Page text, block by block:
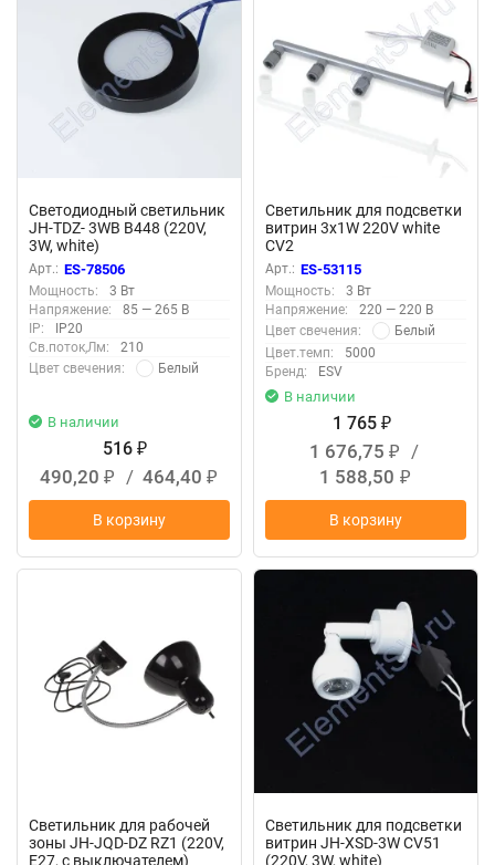
Светодиодный светильник
JH-TDZ- 3WB B448 (220V,
3W, white)
Арт.: ES-78506
Мощность:
3 Вт
Напряжение:
85 — 265 В
IP:
IP20
Св.поток,Лм:
210
Цвет свечения:
Белый
В наличии
516 ₽
490,20 ₽ / 464,40 ₽
В корзину
Светильник для подсветки
витрин 3x1W 220V white
CV2
Арт.: ES-53115
Мощность:
3 Вт
Напряжение:
220 — 220 В
Цвет свечения:
Белый
Цвет.темп:
5000
Бренд:
ESV
В наличии
1 765 ₽
1 676,75 ₽
/
1 588,50 ₽
В корзину
Светильник для рабочей
зоны JH-JQD-DZ RZ1 (220V,
E27, с выключателем)
Светильник для подсветки
витрин JH-XSD-3W CV51
(220V, 3W, white)